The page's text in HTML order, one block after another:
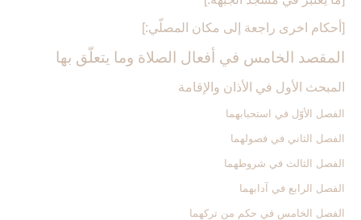
[أحكام اخرى راجعة إلى مكان المصلّي:]
المقصد الخامس في أفعال الصلاة وما يتعلّق بها
المبحث الأول في الأذان والإقامة
الفصل الأوّل في استحبابهما
الفصل الثاني في فصولهما
الفصل الثالث في شروطهما
الفصل الرابع في آدابهما
الفصل الخامس في حكم من تركهما